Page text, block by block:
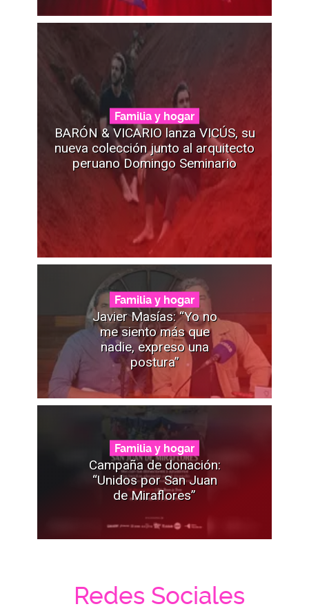
Familia y hogar
BARÓN & VICARIO lanza VICÚS, su
nueva colección junto al arquitecto
peruano Domingo Seminario
Familia y hogar
Javier Masías: “Yo no
me siento más que
nadie, expreso una
postura”
Familia y hogar
Campaña de donación:
“Unidos por San Juan
de Miraflores”
Redes Sociales